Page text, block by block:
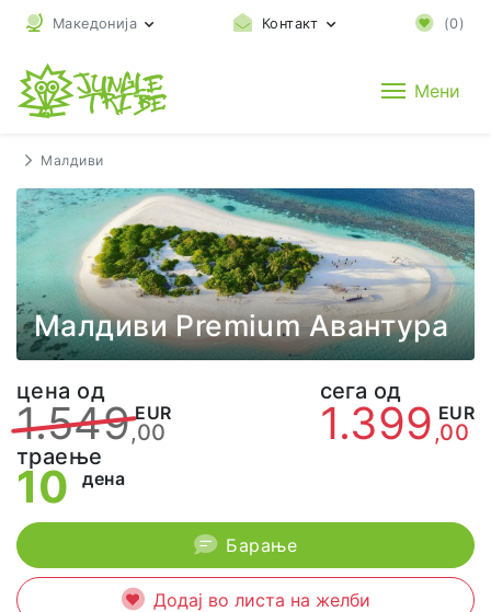
Македонија Контакт (0)
Мени
Малдиви
Малдиви Premium Авантура
цена од
1.549 EUR
,00
сега од
1.399 EUR
,00
траење
10 дена
Барање
Додај во листа на желби